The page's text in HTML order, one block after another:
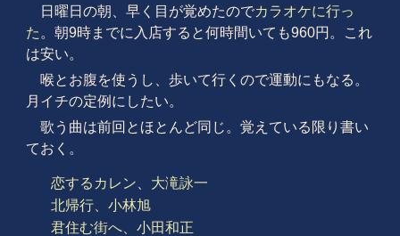
日曜日の朝、早く目が覚めたのでカラオケに行っ
た 。朝9時までに入店すると何時間いても960円。これ
は安い。
喉とお腹を使うし、歩いて行くので運動にもなる。
月イチの定例にしたい。
歌う曲は前回とほとんど同じ。覚えている限り書い
ておく。
恋するカレン
大滝詠一
北帰行、小林旭
君住む街へ、小田和正